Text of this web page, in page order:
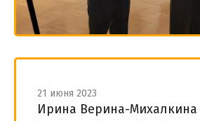
21 июня 2023
Ирина Верина-Михалкина